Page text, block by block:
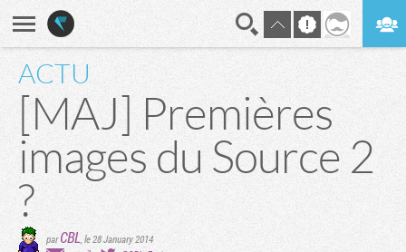
ACTU
[MAJ] Premières
images du Source 2
?
parCBL le 28 January 2014